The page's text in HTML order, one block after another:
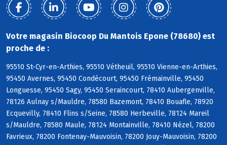
Votre magasin Biocoop Du Mantois Epone (78680) est
proche de :
95510 St-Cyr-en-Arthies, 95510 Vétheuil, 95510 Vienne-en-Arthies,
95450 Avernes, 95450 Condécourt, 95450 Frémainville, 95450
Longuesse, 95450 Sagy, 95450 Seraincourt, 78410 Aubergenville,
78126 Aulnay s/Mauldre, 78580 Bazemont, 78410 Bouafle, 78920
Ecquevilly, 78410 Flins s/Seine, 78580 Herbeville, 78124 Mareil
s/Mauldre, 78580 Maule, 78124 Montainville, 78410 Nézel, 78200
Favrieux, 78200 Fontenay-Mauvoisin, 78200 Jouy-Mauvoisin, 78200